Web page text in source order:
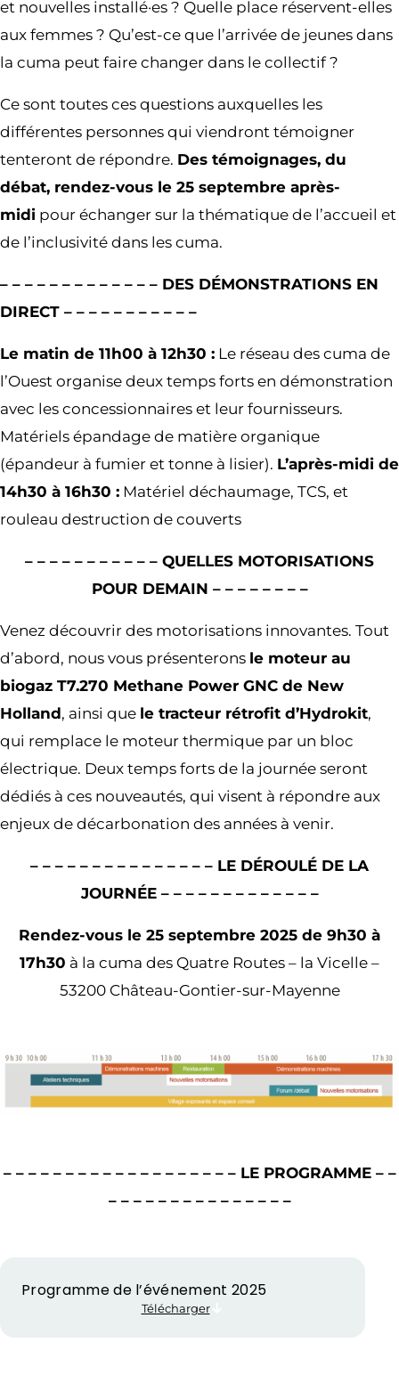
et nouvelles installé·es ? Quelle place réservent-elles
aux femmes ? Qu’est-ce que l’arrivée de jeunes dans
la cuma peut faire changer dans le collectif ?
Ce sont toutes ces questions auxquelles les
différentes personnes qui viendront témoigner
tenteront de répondre. Des témoignages, du
débat, rendez-vous le 25 septembre après-
midi pour échanger sur la thématique de l’accueil et
de l’inclusivité dans les cuma.
– – – – – – – – – – – – – DES DÉMONSTRATIONS EN
DIRECT – – – – – – – – – – –
Le matin de 11h00 à 12h30 : Le réseau des cuma de
l’Ouest organise deux temps forts en démonstration
avec les concessionnaires et leur fournisseurs.
Matériels épandage de matière organique
(épandeur à fumier et tonne à lisier). L’après-midi de
14h30 à 16h30 : Matériel déchaumage, TCS, et
rouleau destruction de couverts
– – – – – – – – – – – QUELLES MOTORISATIONS
POUR DEMAIN – – – – – – – –
Venez découvrir des motorisations innovantes. Tout
d’abord, nous vous présenterons le moteur au
biogaz T7.270 Methane Power GNC de New
Holland, ainsi que le tracteur rétrofit d’Hydrokit,
qui remplace le moteur thermique par un bloc
électrique. Deux temps forts de la journée seront
dédiés à ces nouveautés, qui visent à répondre aux
enjeux de décarbonation des années à venir.
– – – – – – – – – – – – – – – LE DÉROULÉ DE LA
JOURNÉE – – – – – – – – – – – – –
Rendez-vous le 25 septembre 2025 de 9h30 à
17h30 à la cuma des Quatre Routes – la Vicelle –
53200 Château-Gontier-sur-Mayenne
– – – – – – – – – – – – – – – – – – – LE PROGRAMME – –
– – – – – – – – – – – – – – –
Programme de l’événement 2025
Télécharger